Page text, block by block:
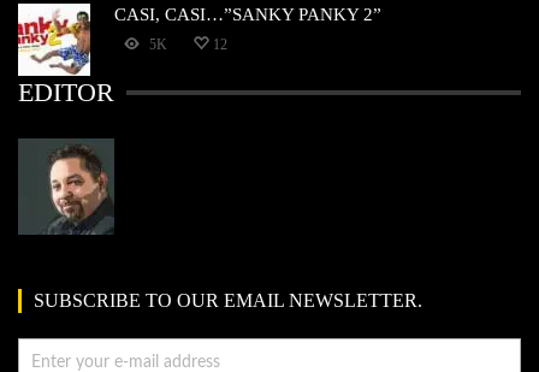
CASI, CASI…”SANKY PANKY 2”
5K 12
EDITOR
SUBSCRIBE TO OUR EMAIL NEWSLETTER.